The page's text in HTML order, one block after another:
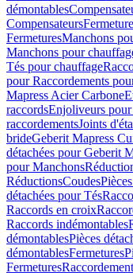
démontables
Compensateurs
FermeturesManchons
Manchons pour
Tés pour chauffage
pour Raccordements
Mapress Acier Carbone
raccordsEnjoliveurs pour
raccordementsJoints
brideGeberit Mapress
détachées pour Geberit
pour Manchons
RéductionsCoudes
détachées pour Tés
Raccords en croix
Raccords indémontables
démontablesPièces
démontablesFermetures
Fermetures